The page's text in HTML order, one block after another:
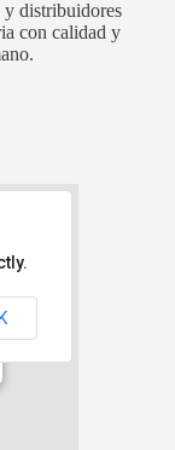
y distribuidores
con calidad y